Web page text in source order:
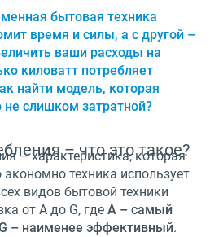
бытовая техника
время и силы, а с другой –
ваши расходы на
киловатт потребляет
найти модель, которая
слишком затратной?
– что это такое?
– характеристика, которая
техника использует
видов бытовой техники
от A до G, где A – самый
– наименее эффективный.